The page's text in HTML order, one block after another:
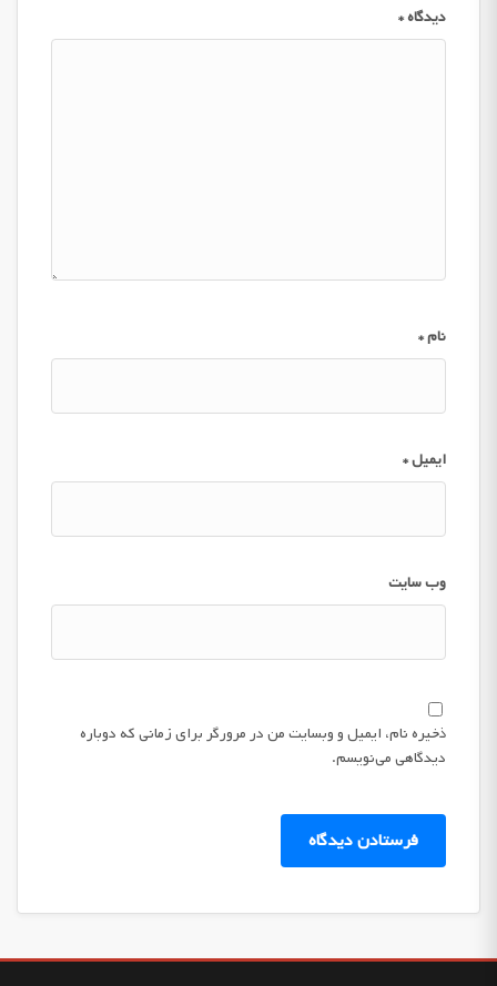
دیدگاه*
نام*
ایمیل*
وب‌ سایت
ذخیره نام، ایمیل و وبسایت من در مرورگر برای زمانی که دوباره
دیدگاهی می‌نویسم.